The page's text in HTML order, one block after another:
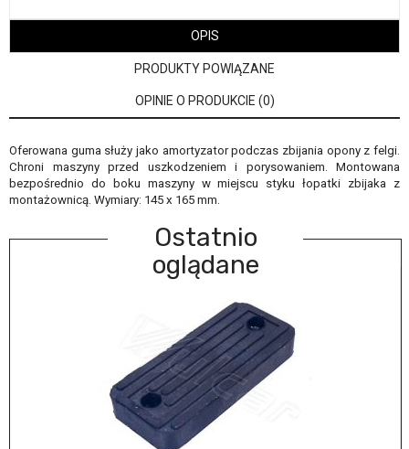
OPIS
PRODUKTY POWIĄZANE
OPINIE O PRODUKCIE (0)
Oferowana guma służy jako amortyzator podczas zbijania opony z felgi.
Chroni maszyny przed uszkodzeniem i porysowaniem. Montowana
bezpośrednio do boku maszyny w miejscu styku łopatki zbijaka z
montażownicą. Wymiary: 145 x 165 mm.
Ostatnio
oglądane